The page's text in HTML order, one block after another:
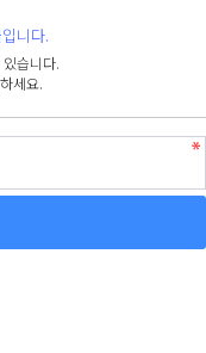
니다.
습니다.
세요.